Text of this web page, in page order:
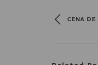
CENA DE